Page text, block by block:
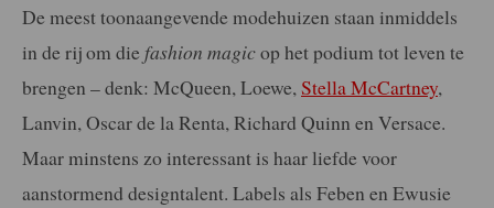
De meest toonaangevende modehuizen staan inmiddels
in de rij om die fashion magicop het podium tot leven te
brengen – denk: McQueen, Loewe, Stella McCartney,
Lanvin, Oscar de la Renta, Richard Quinn en Versace.
Maar minstens zo interessant is haar liefde voor
aanstormend designtalent. Labels als Feben en Ewusie